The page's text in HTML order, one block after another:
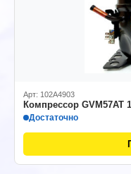
Арт: 102A4903
Компрессор GVМ57AT
Достаточно